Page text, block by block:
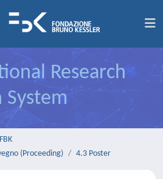
Research
(Proceeding)
4.3 Poster